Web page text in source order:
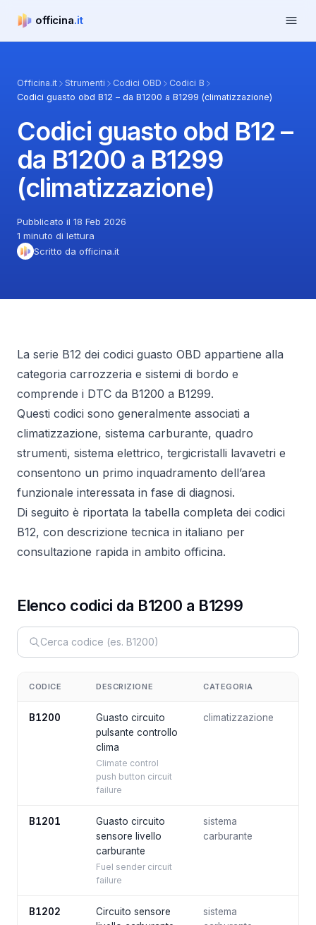
officina.it
officina.it Apri
Officina.it Strumenti Codici OBD
Codici B
Codici guasto obd B12 – da B1200 a B1299 (climatizzazione)
Codici guasto obd B12 –
da B1200 a B1299
(climatizzazione)
Pubblicato il 18 Feb 2026
1 minuto di lettura
Scritto da officina.it
La serie B12 dei codici guasto OBD appartiene alla
categoria carrozzeria e sistemi di bordo e
comprende i DTC da B1200 a B1299.
Questi codici sono generalmente associati a
climatizzazione, sistema carburante, quadro
strumenti, sistema elettrico, tergicristalli lavavetri e
consentono un primo inquadramento dell’area
funzionale interessata in fase di diagnosi.
Di seguito è riportata la tabella completa dei codici
B12, con descrizione tecnica in italiano per
consultazione rapida in ambito officina.
Elenco codici da B1200 a B1299
CODICE DESCRIZIONE CATEGORIA
B1200
Guasto circuito
pulsante controllo
clima
Climate control
push button circuit
failure
climatizzazione
B1201
Guasto circuito
sensore livello
carburante
Fuel sender circuit
failure
sistema
carburante
B1202
Circuito sensore
sistema